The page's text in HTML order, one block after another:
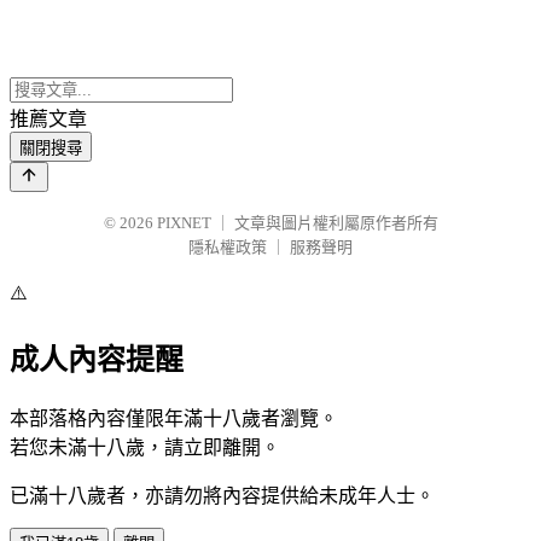
推薦文章
關閉搜尋
© 2026 PIXNET
文章與圖片權利屬原作者所有
隱私權政策
服務聲明
⚠️
成人內容提醒
本部落格內容僅限年滿十八歲者瀏覽。
若您未滿十八歲，請立即離開。
已滿十八歲者，亦請勿將內容提供給未成年人士。